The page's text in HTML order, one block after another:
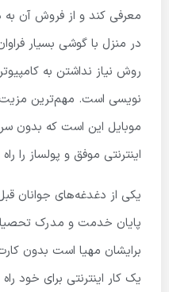
معرفی کند و از فروش آن به
در منزل با گوشی بسیار
روش نیاز نداشتن به
نویسی است. مهم‌ترین مزیت
موبایل این است که بدون
اینترنتی موفق و پولساز را
یکی از دغدغه‌های جوانان
پایان خدمت و مدرک
برایشان مهیا است بدون
یک کار اینترنتی برای خود